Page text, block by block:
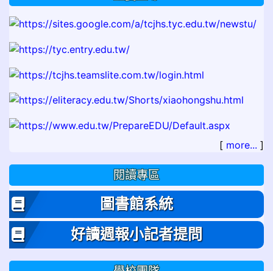
[ more... ]
閱讀專區
圖書館系統
好讀週報小記者提問